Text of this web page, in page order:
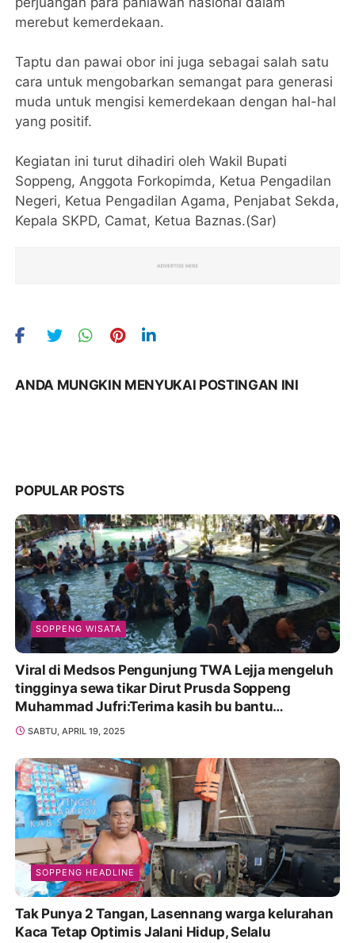
merebut kemerdekaan.
Taptu dan pawai obor ini juga sebagai salah satu
cara untuk mengobarkan semangat para generasi
muda untuk mengisi kemerdekaan dengan hal-hal
yang positif.
Kegiatan ini turut dihadiri oleh Wakil Bupati
Soppeng, Anggota Forkopimda, Ketua Pengadilan
Negeri, Ketua Pengadilan Agama, Penjabat Sekda,
Kepala SKPD, Camat, Ketua Baznas.(Sar)
ANDA MUNGKIN MENYUKAI POSTINGAN INI
POPULAR POSTS
SOPPENG WISATA
Viral di Medsos Pengunjung TWA Lejja mengeluh
tingginya sewa tikar Dirut Prusda Soppeng
Muhammad Jufri:Terima kasih bu bantu
Promosikan
SABTU, APRIL 19, 2025
SOPPENG HEADLINE
Tak Punya 2 Tangan, Lasennang warga kelurahan
Kaca Tetap Optimis Jalani Hidup, Selalu